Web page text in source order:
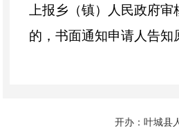
上报乡（镇）人民政府审
的 ，书面通知申请人告知
材料的审核，材料齐全、
开办：叶城县